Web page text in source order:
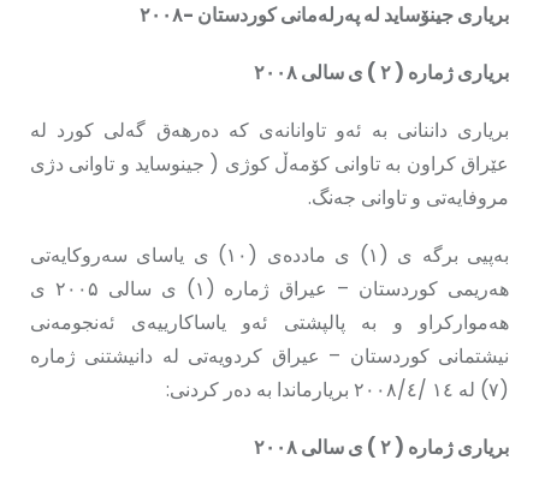
بریاری جینۆساید لە پەرلەمانی کوردستان -٢٠٠٨
بریاری ژماره ( ۲ ) ی سالی ۲۰۰۸
بریاری داننانی بە ئەو تاوانانەی که دەرهەق گەلی کورد له
عێراق كراون به تاوانی کۆمەڵ کوژی ( جینوساید و تاوانی دژی
مروفایەتی و تاوانی جەنگ.
بەپیی برگه ی (۱) ی ماددەی (۱۰) ی یاسای سەروکایەتی
هەریمی کوردستان – عیراق ژماره (۱) ی سالی ۲۰۰۵ ی
هەموارکراو و به پالپشتی ئەو یاساکارییەی ئەنجومەنی
نیشتمانی کوردستان – عیراق کردویەتی له دانیشتنی ژماره
(۷) له ١٤ /۲۰۰۸/٤ بریارماندا به دەر کردنی:
بریاری ژماره ( ۲ ) ی سالی ۲۰۰۸